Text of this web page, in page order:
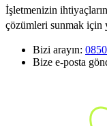
İşletmenizin
çözümleri sunmak için
Bizi arayın:
Bize e-posta